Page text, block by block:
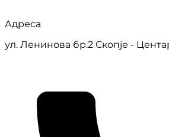
Адреса
ул. Ленинова бр.2 Скопје -